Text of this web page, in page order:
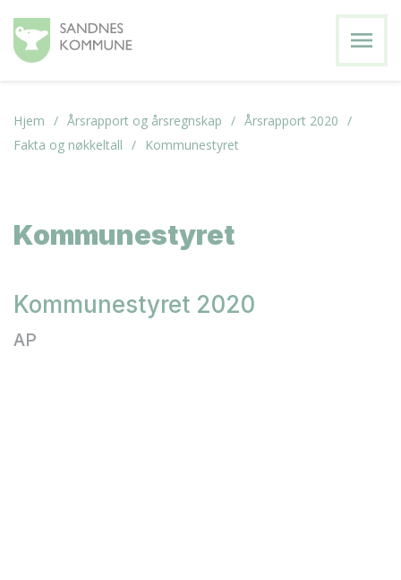
menu
Hjem Årsrapport og årsregnskap
Årsrapport 2020
Fakta og nøkkeltall
Kommunestyret
Kommunestyret
Kommunestyret 2020
AP